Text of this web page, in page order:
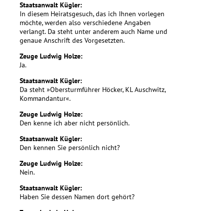
Staatsanwalt Kügler:
In diesem Heiratsgesuch, das ich Ihnen vorlegen
möchte, werden also verschiedene Angaben
verlangt. Da steht unter anderem auch Name und
genaue Anschrift des Vorgesetzten.
Zeuge Ludwig Holze:
Ja.
Staatsanwalt Kügler:
Da steht »Obersturmführer Höcker, KL Auschwitz,
Kommandantur«.
Zeuge Ludwig Holze:
Den kenne ich aber nicht persönlich.
Staatsanwalt Kügler:
Den kennen Sie persönlich nicht?
Zeuge Ludwig Holze:
Nein.
Staatsanwalt Kügler:
Haben Sie dessen Namen dort gehört?